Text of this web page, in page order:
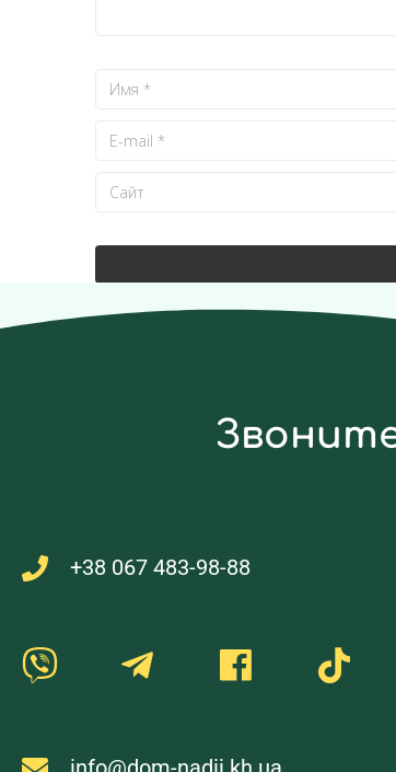
+38 067 483-98-88